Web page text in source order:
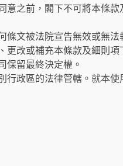
意之前，閣下不可將本條
條文被法院宣告無效或無
更改或補充本條款及細則項
保留最終決定權。
行政區的法律管轄。就本